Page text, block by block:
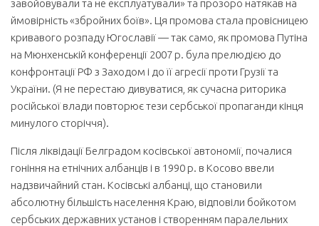
завойовували та не експлуатували» та прозоро натякав на
ймовірність «збройних боїв». Ця промова стала провісницею
кривавого розпаду Югославії — так само, як промова Путіна
на Мюнхенській конференції 2007 р. була прелюдією до
конфронтації РФ з Заходом і до її агресії проти Грузії та
України. (Я не перестаю дивуватися, як сучасна риторика
російської влади повторює тези сербської пропаганди кінця
минулого сторіччя).
Після ліквідації Белградом косівської автономії, почалися
гоніння на етнічних албанців і в 1990 р. в Косово ввели
надзвичайний стан. Косівські албанці, що становили
абсолютну більшість населення Краю, відповіли бойкотом
сербських державних установ і створенням паралельних